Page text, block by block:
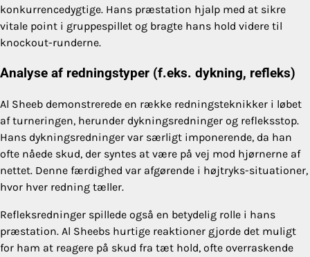
konkurrencedygtige. Hans præstation hjalp med at sikre
vitale point i gruppespillet og bragte hans hold videre til
knockout-runderne.
Analyse af redningstyper (f.eks. dykning, refleks)
Al Sheeb demonstrerede en række redningsteknikker i løbet
af turneringen, herunder dykningsredninger og refleksstop.
Hans dykningsredninger var særligt imponerende, da han
ofte nåede skud, der syntes at være på vej mod hjørnerne af
nettet. Denne færdighed var afgørende i højtryks-situationer,
hvor hver redning tæller.
Refleksredninger spillede også en betydelig rolle i hans
præstation. Al Sheebs hurtige reaktioner gjorde det muligt
for ham at reagere på skud fra tæt hold, ofte overraskende